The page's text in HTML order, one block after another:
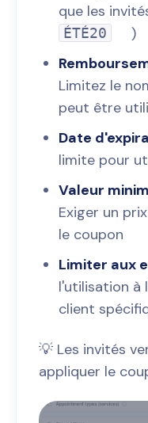
que les
ÉTÉ20
)
Limitez le
peut être
Date
limite pour
Valeur
Exiger un
le coupon
Limiter aux
l'utilisation à
client
💡 Les invités
appliquer le